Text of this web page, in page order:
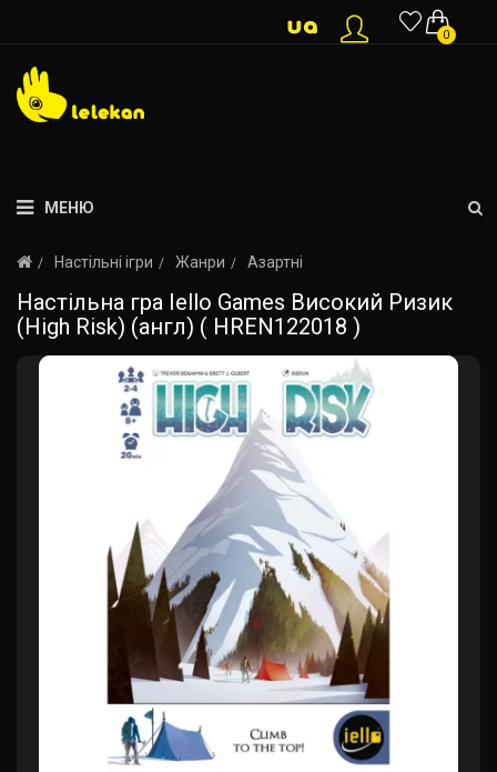
0
МЕНЮ
Настільні ігри Жанри Азартні
Настільна гра Iello Games Високий Ризик
(High Risk) (англ) ( HREN122018 )